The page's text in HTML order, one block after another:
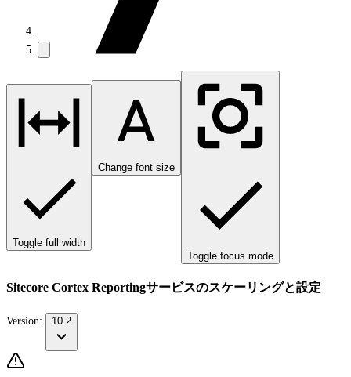
Toggle full width
Change font size
Toggle focus mode
Sitecore Cortex Reportingサービスのスケーリングと設定
Version: 10.2